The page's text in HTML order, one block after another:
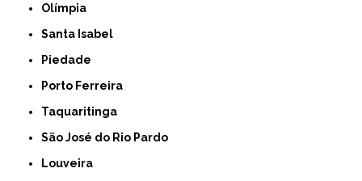
Olímpia
Santa Isabel
Piedade
Porto Ferreira
Taquaritinga
São José do Rio Pardo
Louveira